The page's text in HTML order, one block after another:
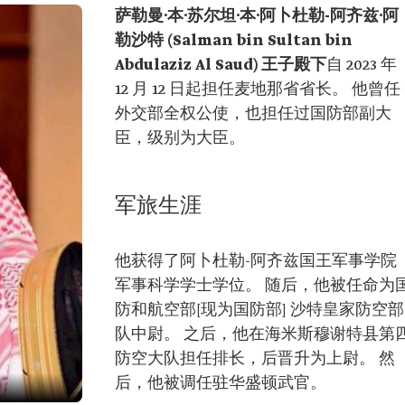
萨勒曼·本·苏尔坦·本·阿卜杜勒-阿齐兹·阿
勒沙特 (Salman bin Sultan bin
Abdulaziz Al Saud) 王子殿下自 2023 年
12 月 12 日起担任麦地那省省长。 他曾任
外交部全权公使，也担任过国防部副大
臣，级别为大臣。
军旅生涯
他获得了阿卜杜勒-阿齐兹国王军事学院
军事科学学士学位。 随后，他被任命为
防和航空部[现为国防部] 沙特皇家防空部
队中尉。 之后，他在海米斯穆谢特县第
防空大队担任排长，后晋升为上尉。 然
后，他被调任驻华盛顿武官。